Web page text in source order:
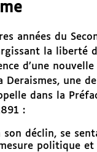
années du
la liberté
d’une
Deraismes, une
dans la
:
son déclin, se
politique et